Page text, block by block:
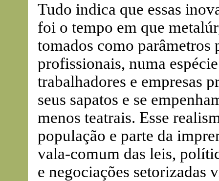
Tudo indica que essas
foi o tempo em que
tomados como parâmetros
profissionais, numa
trabalhadores e empresas
seus sapatos e se
menos teatrais. Esse
população e parte da
vala-comum das leis,
e negociações setorizadas